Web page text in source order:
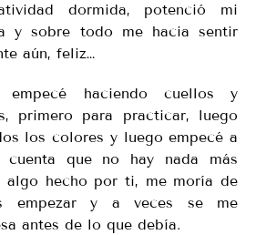
dormida, potenció mi
y sobre todo me hacia sentir
aún, feliz…
empecé haciendo cuellos y
primero para practicar, luego
los colores y luego empecé a
que no hay nada más
algo hecho por ti, me moría de
empezar y a veces se me
antes de lo que debía.